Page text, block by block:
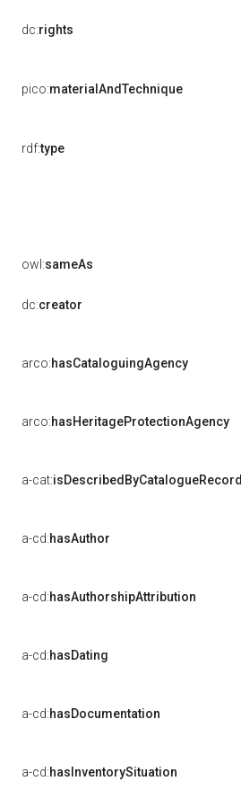
dc:rights
pico:materialAndTechnique
rdf:type
owl:sameAs
dc:creator
arco:hasCataloguingAgency
arco:hasHeritageProtectionAgency
a-cat:isDescribedByCatalogueRecord
a-cd:hasAuthor
a-cd:hasAuthorshipAttribution
a-cd:hasDating
a-cd:hasDocumentation
a-cd:hasInventorySituation